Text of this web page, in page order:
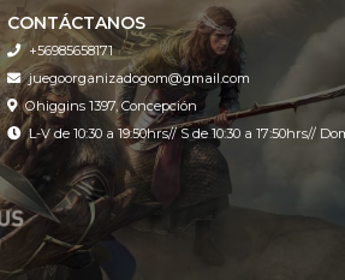
CONTÁCTANOS
+56985658171
juegoorganizadogom@gmail.com
Ohiggins 1397, Concepción
L-V de 10:30 a 19:50hrs// S de 10:30 a 17:50hrs//